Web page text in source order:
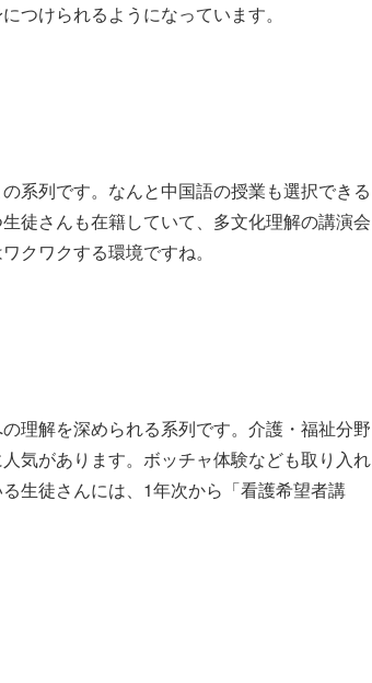
つけられるようになっています。
系列です。なんと中国語の授業も選択できる
徒さんも在籍していて、多文化理解の講演会
クワクする環境ですね。
理解を深められる系列です。介護・福祉分野
気があります。ボッチャ体験なども取り入れ
生徒さんには、1年次から「看護希望者講